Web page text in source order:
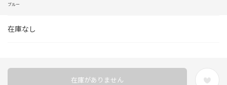
在庫なし
ブルー
在庫がありません